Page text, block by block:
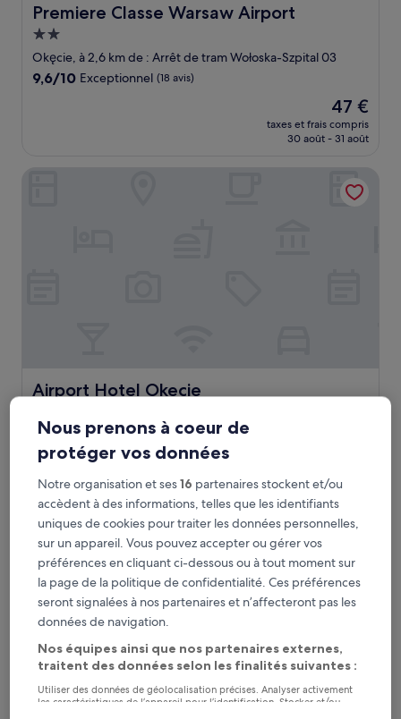
Premiere Classe Warsaw Airport
Premiere Classe Warsaw Airport
Hébergement
2.0 étoiles
Okęcie, à 2,6 km de : Arrêt de tram Wołoska-Szpital 03
9.6
9,6/10 Exceptionnel (18 avis)
Le
nouveau
prix
de
47 €
47 €
taxes et frais compris
30 août - 31 août
Airport Hotel Okecie
Airport Hotel Okecie
4.0 étoiles
Okęcie, à 2,6 km de : Arrêt de tram Wołoska-Szpital 03
9.6
10,
Exceptionnel,
(1 636 avis)
9,6/10 Exceptionnel (1 636 avis)
Le
nouveau
prix
est
70 €
70 €
taxes et frais compris
9 août - 10 août
Stay inn Hotel Warszawa
Nous prenons à coeur de
protéger vos données
Notre organisation et ses16 partenaires stockent et/ou
accèdent à des informations, telles que les identifiants
uniques de cookies pour traiter les données personnelles,
sur un appareil. Vous pouvez accepter ou gérer vos
préférences en cliquant ci-dessous ou à tout moment sur
la page de la politique de confidentialité. Ces préférences
seront signalées à nos partenaires et n’affecteront pas les
données de navigation.
Nos équipes ainsi que nos partenaires externes,
traitent des données selon les finalités suivantes :
Utiliser des données de géolocalisation précises. Analyser activement
les caractéristiques de l’appareil pour l’identification. Stocker et/ou